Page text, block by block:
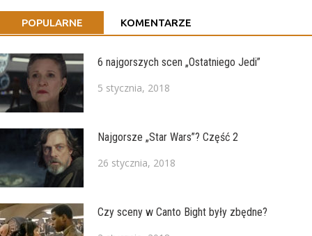
POPULARNE KOMENTARZE
6 najgorszych scen „Ostatniego Jedi”
5 stycznia, 2018
Najgorsze „Star Wars”? Część 2
26 stycznia, 2018
Czy sceny w Canto Bight były zbędne?